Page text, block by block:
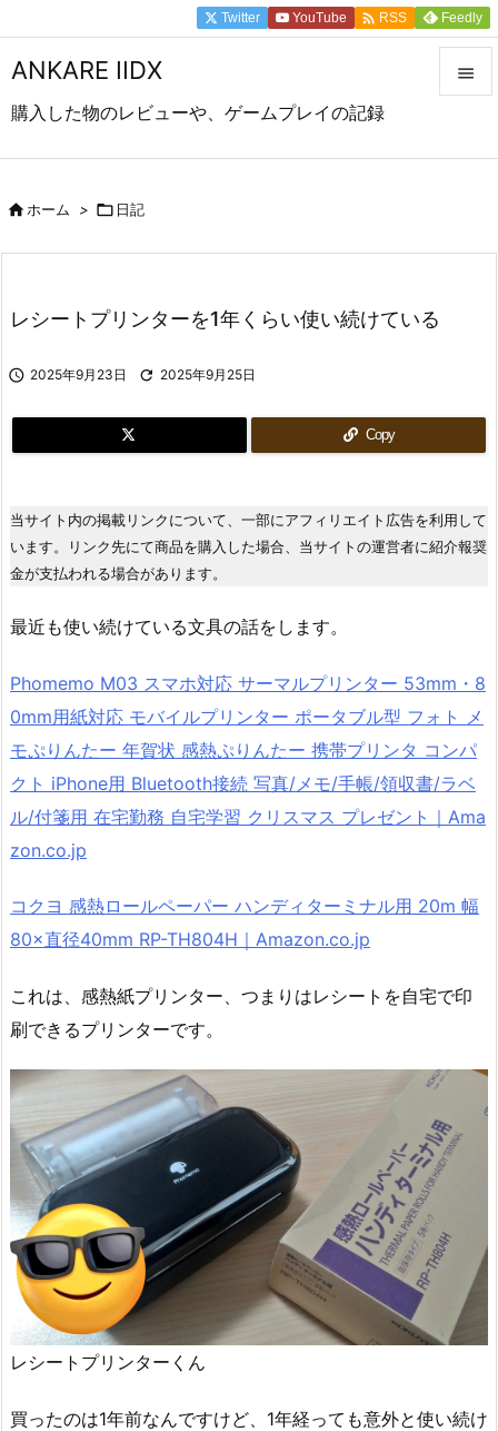
ANKARE IIDX
購入した物のレビューや、ゲームプレイの記録

Twitter YouTube  RSS Feedly
ホーム >  日記
レシートプリンターを1年くらい使い続けている
 2025年9月23日  2025年9月25日
Copy
当サイト内の掲載リンクについて、一部にアフィリエイト広告を利用して
います。リンク先にて商品を購入した場合、当サイトの運営者に紹介報奨
金が支払われる場合があります。
最近も使い続けている文具の話をします。
Phomemo M03 スマホ対応 サーマルプリンター 53mm・8
0mm用紙対応 モバイルプリンター ポータブル型 フォト メ
モぷりんたー 年賀状 感熱ぷりんたー 携帯プリンタ コンパ
クト iPhone用 Bluetooth接続 写真/メモ/手帳/領収書/ラベ
ル/付箋用 在宅勤務 自宅学習 クリスマス プレゼント｜Ama
zon.co.jp
コクヨ 感熱ロールペーパー ハンディターミナル用 20m 幅
80×直径40mm RP-TH804H｜Amazon.co.jp
これは、感熱紙プリンター、つまりはレシートを自宅で印
刷できるプリンターです。
レシートプリンターくん
買ったのは1年前なんですけど、1年経っても意外と使い続け